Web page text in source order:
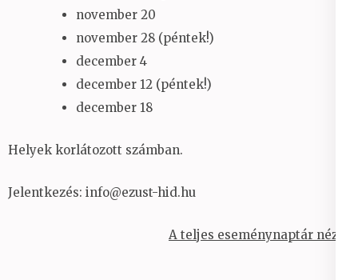
november 20
november 28 (péntek!)
december 4
december 12 (péntek!)
december 18
Helyek korlátozott számban.
Jelentkezés: info@ezust-hid.hu
A teljes eseménynaptár nézet